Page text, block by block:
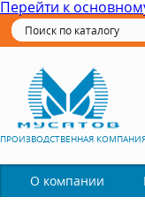
Перейти к
ПРОИЗВОДСТВЕННАЯ
О компании